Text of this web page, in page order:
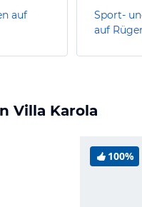
auf
Sport-
auf
Villa Karola
100%